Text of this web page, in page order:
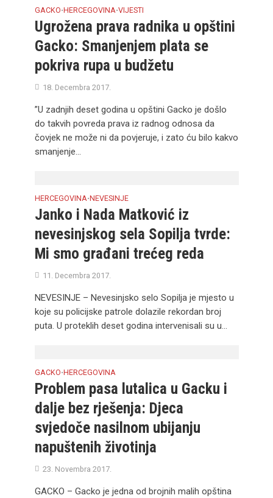
GACKO•HERCEGOVINA•VIJESTI
Ugrožena prava radnika u opštini
Gacko: Smanjenjem plata se
pokriva rupa u budžetu
18. Decembra 2017.
”U zadnjih deset godina u opštini Gacko je došlo
do takvih povreda prava iz radnog odnosa da
čovjek ne može ni da povjeruje, i zato ću bilo kakvo
smanjenje...
HERCEGOVINA•NEVESINJE
Janko i Nada Matković iz
nevesinjskog sela Sopilja tvrde:
Mi smo građani trećeg reda
11. Decembra 2017.
NEVESINJE – Nevesinjsko selo Sopilja je mjesto u
koje su policijske patrole dolazile rekordan broj
puta. U proteklih deset godina intervenisali su u...
GACKO•HERCEGOVINA
Problem pasa lutalica u Gacku i
dalje bez rješenja: Djeca
svjedoče nasilnom ubijanju
napuštenih životinja
23. Novembra 2017.
GACKO – Gacko je jedna od brojnih malih opština